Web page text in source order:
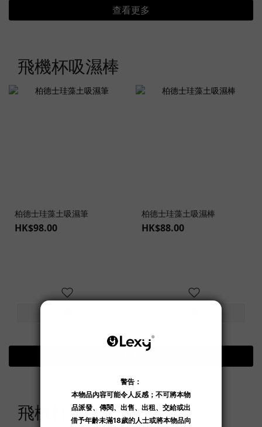
查看更多
飛機杯吸濕棒
柏德士珪藻土吸濕筆
HK$98.00
柏德士珪藻土吸濕棒
HK$88.00
飛機杯保養粉